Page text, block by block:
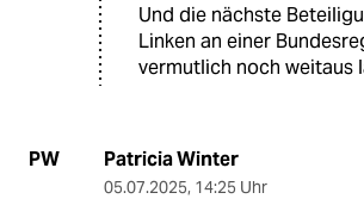
Und die nächste
Linken an einer
vermutlich noch weitaus
PW Patricia Winter
05.07.2025, 14:25 Uhr